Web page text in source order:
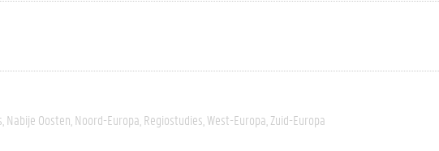
Nabije Oosten Noord-Europa Regiostudies West-Europa Zuid-Europa